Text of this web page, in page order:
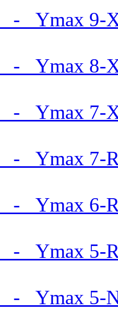
- Ymax 9-
- Ymax 8-
- Ymax 7-
- Ymax 7-
- Ymax 6-
- Ymax 5-
- Ymax 5-